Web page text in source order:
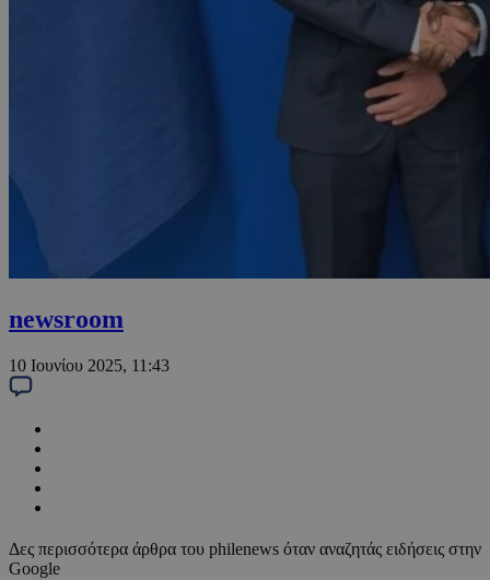
newsroom
10 Ιουνίου 2025, 11:43
Δες περισσότερα άρθρα του philenews όταν αναζητάς ειδήσεις στην
Google